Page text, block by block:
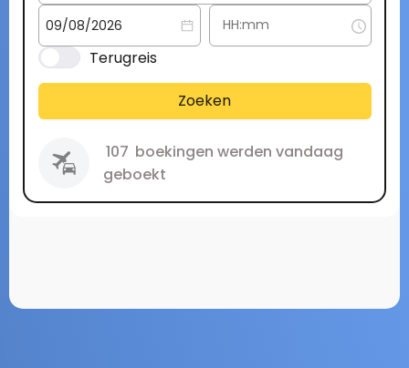
Terugreis
Zoeken
107 boekingen werden vandaag
geboekt